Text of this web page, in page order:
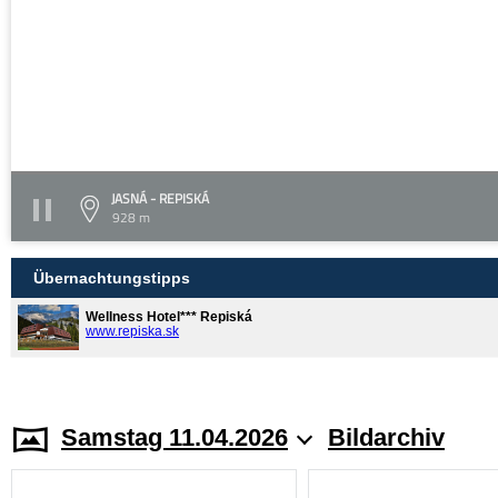
JASNÁ - REPISKÁ
928 m
Übernachtungstipps
Wellness Hotel*** Repiská
www.repiska.sk
Samstag 11.04.2026 Bildarchiv